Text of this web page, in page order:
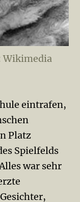
Wikimedia
eintrafen,
Platz
Spielfelds
war sehr